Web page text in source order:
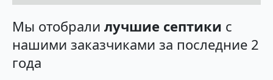
Мы отобрали лучшие септики с
нашими заказчиками за последние 2
года